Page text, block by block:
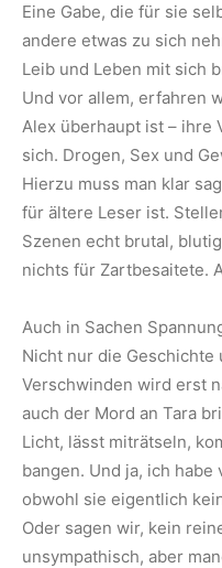
Eine Gabe, die für sie
andere etwas zu sich
Leib und Leben mit sich
Und vor allem, erfahren
Alex überhaupt ist – ihre
sich. Drogen, Sex und
Hierzu muss man klar
für ältere Leser ist.
Szenen echt brutal,
nichts für Zartbesaitete.
Auch in Sachen
Nicht nur die Geschichte
Verschwinden wird erst
auch der Mord an Tara
Licht, lässt miträtseln,
bangen. Und ja, ich
obwohl sie eigentlich
Oder sagen wir, kein
unsympathisch, aber